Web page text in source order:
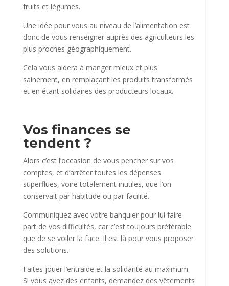
fruits et légumes.
Une idée pour vous au niveau de l’alimentation est
donc de vous renseigner auprès des agriculteurs les
plus proches géographiquement.
Cela vous aidera à manger mieux et plus
sainement, en remplaçant les produits transformés
et en étant solidaires des producteurs locaux.
Vos finances se
tendent ?
Alors c’est l’occasion de vous pencher sur vos
comptes, et d’arrêter toutes les dépenses
superflues, voire totalement inutiles, que l’on
conservait par habitude ou par facilité.
Communiquez avec votre banquier pour lui faire
part de vos difficultés, car c’est toujours préférable
que de se voiler la face. Il est là pour vous proposer
des solutions.
Faites jouer l’entraide et la solidarité au maximum.
Si vous avez des enfants, demandez des vêtements